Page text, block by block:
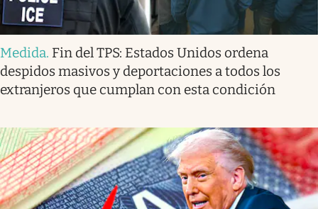
Medida. Fin del TPS: Estados Unidos ordena
despidos masivos y deportaciones a todos los
extranjeros que cumplan con esta condición